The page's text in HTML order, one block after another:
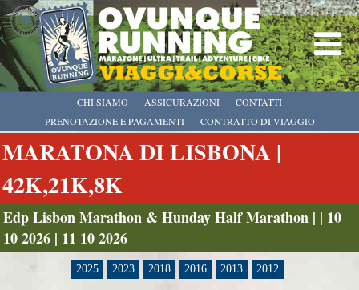
CHI SIAMO
PRENOTAZIONE E PAGAMENTI
CONTRATTO DI VIAGGIO
ASSICURAZIONI CONTATTI
MARATONA DI LISBONA |
42K,21K,8K
Edp Lisbon Marathon & Hunday Half Marathon | | 10
10 2026 | 11 10 2026
2025 2023 2018 2016 2013 2012